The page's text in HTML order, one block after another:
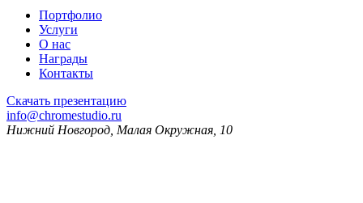
Портфолио
Услуги
О нас
Награды
Контакты
Скачать презентацию
info@chromestudio.ru
Нижний Новгород, Малая Окружная, 10